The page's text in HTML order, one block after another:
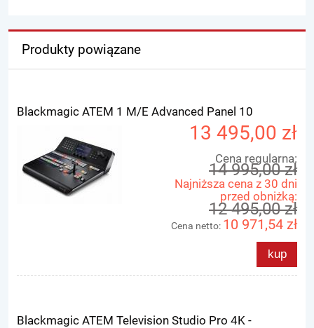
Produkty powiązane
Blackmagic ATEM 1 M/E Advanced Panel 10
13 495,00 zł
Cena regularna:
14 995,00 zł
Najniższa cena z 30 dni
przed obniżką:
12 495,00 zł
Cena netto: 10 971,54 zł
kup
Blackmagic ATEM Television Studio Pro 4K -